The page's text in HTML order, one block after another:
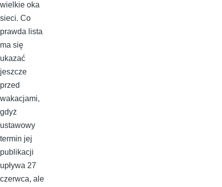
wielkie oka
sieci. Co
prawda lista
ma się
ukazać
jeszcze
przed
wakacjami,
gdyż
ustawowy
termin jej
publikacji
upływa 27
czerwca, ale